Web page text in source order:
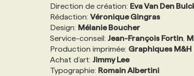
Direction de création: Eva Van Den
Rédaction: Véronique Gingras
Design: Mélanie Boucher
Service-conseil: Jean-François Fortin
Production imprimée: Graphiques M&H
Achat d’art: Jimmy Lee
Typographie: Romain Albertini